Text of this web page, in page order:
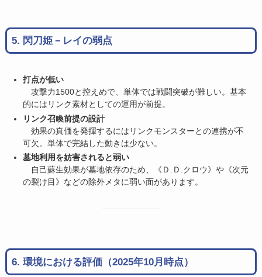
5. 閃刀姫－レイの弱点
打点が低い
攻撃力1500と控えめで、単体では戦闘突破が難しい。基本
的にはリンク素材としての運用が前提。
リンク召喚前提の設計
効果の真価を発揮するにはリンクモンスターとの連携が不
可欠。単体で完結した動きは少ない。
墓地利用を妨害されると弱い
自己蘇生効果が墓地依存のため、《Ｄ.Ｄ.クロウ》や《次元
の裂け目》などの除外メタに弱い面があります。
6. 環境における評価（2025年10月時点）